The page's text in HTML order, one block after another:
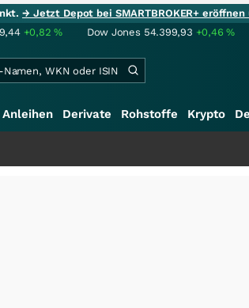
→ Jetzt Depot bei SMARTBROKER+
+0,82% Dow Jones 54.399,93 +0,46%
Anleihen Derivate Rohstoffe Krypto